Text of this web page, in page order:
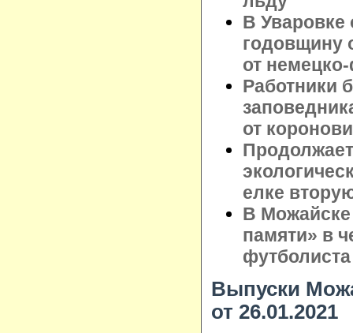
В
годовщину
от
Работники
от
елке
В Можайске
памяти» в
Выпуски
от 26.01.2021